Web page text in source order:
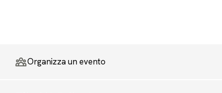
Organizza un evento